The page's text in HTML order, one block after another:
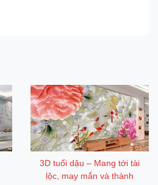
3D tuổi dậu – Mang tới tài
lộc, may mắn và thành